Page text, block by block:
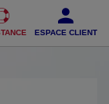
de page
ESPACE CLIENT